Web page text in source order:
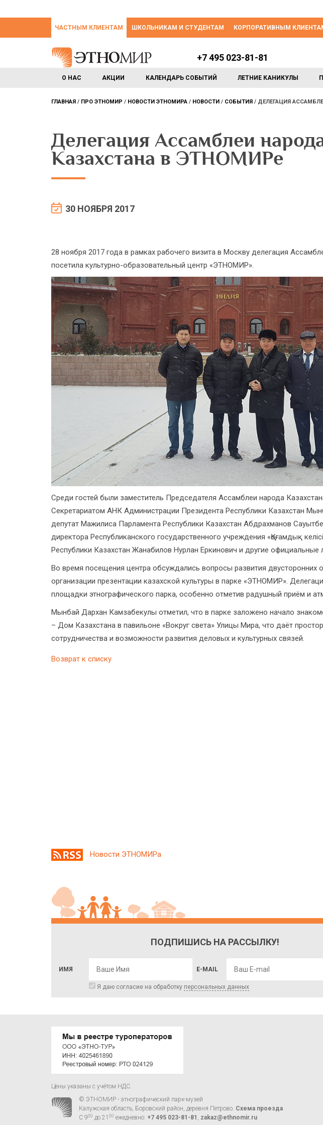
ЧАСТНЫМ КЛИЕНТАМ ШКОЛЬНИКАМ И СТУДЕНТАМ КОРПОРАТИВНЫМ
О НАС АКЦИИ КАЛЕНДАРЬ СОБЫТИЙ ЛЕТНИЕ КАНИКУЛЫ
+7 495 023-81-81
ГЛАВНАЯ ПРО ЭТНОМИР НОВОСТИ ЭТНОМИРА НОВОСТИ СОБЫТИЯ ДЕЛЕГАЦИЯ
Делегация Ассамблеи
Казахстана в ЭТНОМИРе
30 НОЯБРЯ 2017
28 ноября 2017 года в рамках рабочего визита в Москву делегация
посетила культурно-образовательный центр «ЭТНОМИР».
Среди гостей были заместитель Председателя Ассамблеи народа
Секретариатом АНК Администрации Президента Республики Казахстан
депутат Мажилиса Парламента Республики Казахстан Абдрахманов
директора Республиканского государственного учреждения «Қоғамдық
Республики Казахстан Жанабилов Нурлан Еркинович и другие официальные
Во время посещения центра обсуждались вопросы развития двусторонних
организации презентации казахской культуры в парке «ЭТНОМИР».
площадки этнографического парка, особенно отметив радушный приём и
Мынбай Дархан Камзабекулы отметил, что в парке заложено начало
– Дом Казахстана в павильоне «Вокруг света» Улицы Мира, что даёт
сотрудничества и возможности развития деловых и культурных связей.
Возврат к списку
Новости ЭТНОМИРа
ПОДПИШИСЬ НА РАССЫЛКУ!
ИМЯ E-MAIL
Я даю согласие на обработку персональных данных
Цены указаны с учётом НДС.
© ЭТНОМИР - этнографический парк-музей
Калужская область, Боровский район, деревня Петрово. Схема проезда
С 900 до 21 00 ежедневно: +7 495 023-81-81 , zakaz@ethnomir.ru